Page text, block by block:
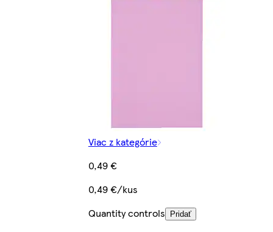
Viac z kategórie
0,49 €
0,49 €/kus
Quantity controls
Pridať